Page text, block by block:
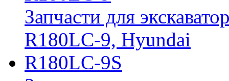
Запчасти для
R180LC-9, Hyundai
R180LC-9S